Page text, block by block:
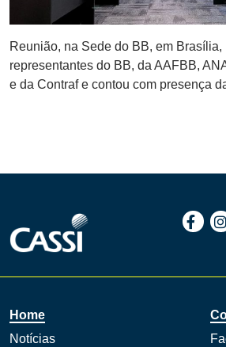
Reunião, na Sede do BB, em Brasília,
representantes do BB, da AAFBB,
e da Contraf e contou com presença
Home
Notícias